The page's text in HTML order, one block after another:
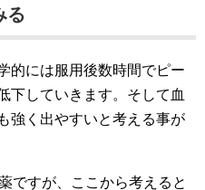
る
的には服用後数時間でピー
下していきます。そして血
強く出やすいと考える事が
ですが、ここから考えると